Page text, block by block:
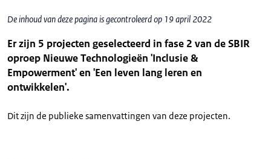
De inhoud van deze pagina is gecontroleerd op 19 april 2022
Er zijn 5 projecten geselecteerd in fase 2 van de SBIR
oproep Nieuwe Technologieën 'Inclusie &
Empowerment' en 'Een leven lang leren en
ontwikkelen'.
Dit zijn de publieke samenvattingen van deze projecten.